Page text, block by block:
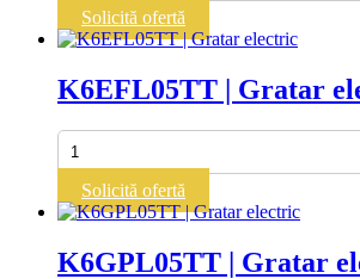
Gratar
pe
Solicită ofertă
K6EFL05TT | Gratar
Cantitate
K6EFL05TT
Gratar
electric
Solicită ofertă
K6GPL05TT | Gratar